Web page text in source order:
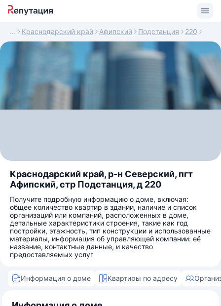
Краснодарский край Афипский Подстанция 220
Краснодарский край, р-н Северский, пгт
Афипский, стр Подстанция, д 220
Получите подробную информацию о доме, включая:
общее количество квартир в здании, наличие и список
организаций или компаний, расположенных в доме,
детальные характеристики строения, такие как год
постройки, этажность, тип конструкции и использованные
материалы, информация об управляющей компании: её
название, контактные данные, и качество
предоставляемых услуг
Информация о доме Квартиры по адресу